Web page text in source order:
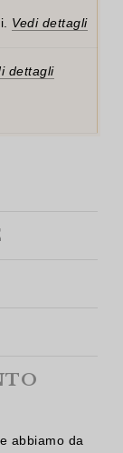
Vedi dettagli
dettagli
abbiamo da